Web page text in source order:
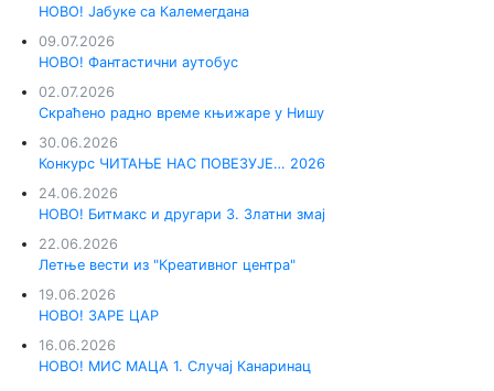
НОВО! Јабуке са Калемегдана
09.07.2026
НОВО! Фантастични аутобус
02.07.2026
Скраћено радно време књижаре у Нишу
30.06.2026
Конкурс ЧИТАЊЕ НАС ПОВЕЗУЈЕ… 2026
24.06.2026
НОВО! Битмакс и другари 3. Златни змај
22.06.2026
Летње вести из "Креативног центра"
19.06.2026
НОВО! ЗАРЕ ЦАР
16.06.2026
НОВО! МИС МАЦА 1. Случај Канаринац